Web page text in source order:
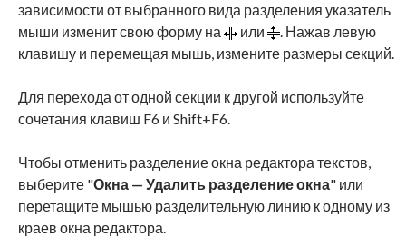
зависимости от выбранного вида разделения указатель
мыши изменит свою форму на
или
. Нажав левую
клавишу и перемещая мышь, измените размеры секций.
Для перехода от одной секции к другой используйте
сочетания клавиш F6 и Shift+F6.
Чтобы отменить разделение окна редактора текстов,
выберите "Окна — Удалить разделение окна" или
перетащите мышью разделительную линию к одному из
краев окна редактора.